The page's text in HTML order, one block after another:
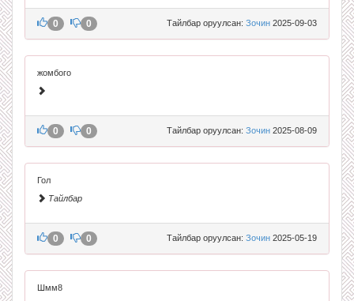
Тайлбар оруулсан: Зочин 2025-09-03
0 0
жомбого
Тайлбар оруулсан: Зочин 2025-08-09
0 0
Гол
Тайлбар
Тайлбар оруулсан: Зочин 2025-05-19
0 0
Шмм8